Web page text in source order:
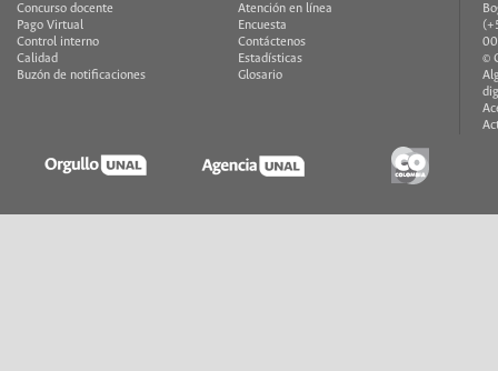
Concurso docente
Pago Virtual
Control interno
Calidad
Buzón de notificaciones
Atención en línea
Encuesta
Contáctenos
Estadísticas
Glosario
©